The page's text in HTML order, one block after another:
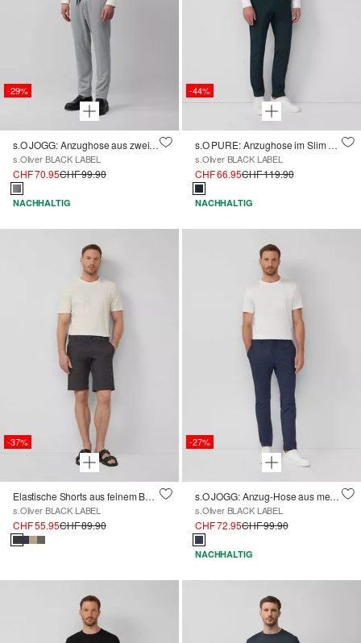
-29%
s.O JOGG: Anzughose aus zweifarbigem Piqué-Jersey
s.Oliver BLACK LABEL
CHF 70.95CHF 99.90
NACHHALTIG
-44%
s.O PURE: Anzughose im Slim Fit aus meliertem Stretch-Twill
s.Oliver BLACK LABEL
CHF 66.95CHF 119.90
NACHHALTIG
-37%
Elastische Shorts aus feinem Baumwollstretch
s.Oliver BLACK LABEL
CHF 55.95CHF 89.90
-27%
s.O JOGG: Anzug-Hose aus meliertem Piqué-Jersey
s.Oliver BLACK LABEL
CHF 72.95CHF 99.90
NACHHALTIG